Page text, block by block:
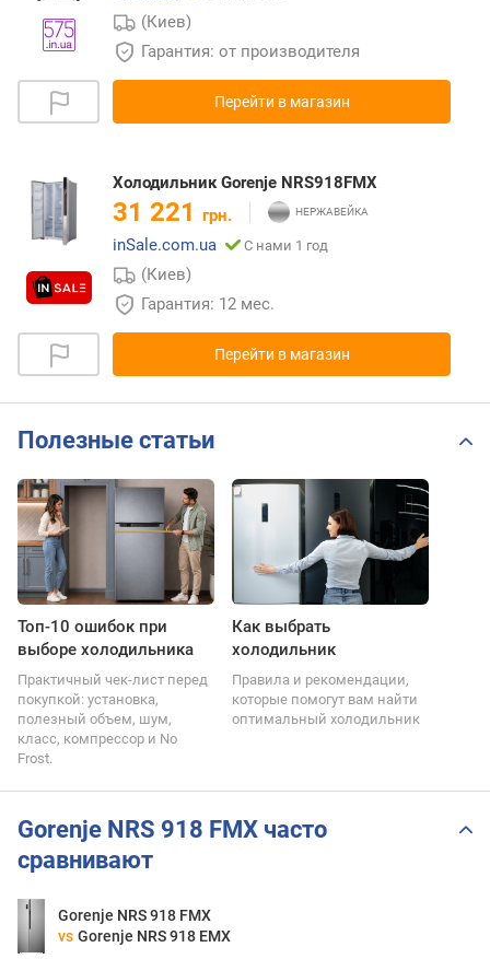
(Киев)
Гарантия: от производителя
Перейти в магазин
Холодильник Gorenje NRS918FMX
31 221 грн.
inSale.com.ua
С нами 1 год
(Киев)
Гарантия: 12 мес.
Перейти в магазин
Полезные статьи
Топ-10 ошибок при
выборе холодильника
Практичный чек-лист перед
покупкой: установка,
полезный объем, шум,
класс, компрессор и No
Frost.
Как выбрать
холодильник
Правила и рекомендации,
которые помогут вам найти
оптимальный холодильник
Gorenje NRS 918 FMX часто
сравнивают
Gorenje NRS 918 FMX
vs Gorenje NRS 918 EMX